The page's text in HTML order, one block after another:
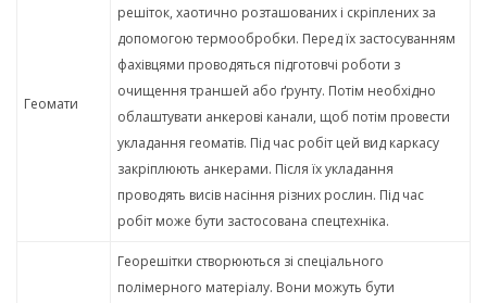
Геомати
решіток, хаотично розташованих і скріплених за
допомогою термообробки. Перед їх застосуванням
фахівцями проводяться підготовчі роботи з
очищення траншей або ґрунту. Потім необхідно
облаштувати анкерові канали, щоб потім провести
укладання геоматів. Під час робіт цей вид каркасу
закріплюють анкерами. Після їх укладання
проводять висів насіння різних рослин. Під час
робіт може бути застосована спецтехніка.
Георешітки створюються зі спеціального
полімерного матеріалу. Вони можуть бути